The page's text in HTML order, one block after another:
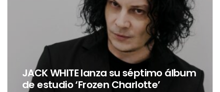
su séptimo álbum
Charlotte’
Levi’s® presenta a
nueva embajadora
Latinoamérica